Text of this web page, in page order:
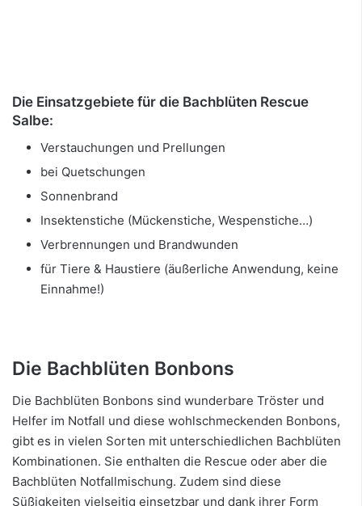
Die Einsatzgebiete für die Bachblüten Rescue
Salbe:
Verstauchungen und Prellungen
bei Quetschungen
Sonnenbrand
Insektenstiche (Mückenstiche, Wespenstiche…)
Verbrennungen und Brandwunden
für Tiere & Haustiere (äußerliche Anwendung, keine
Einnahme!)
Die Bachblüten Bonbons
Die Bachblüten Bonbons sind wunderbare Tröster und
Helfer im Notfall und diese wohlschmeckenden Bonbons,
gibt es in vielen Sorten mit unterschiedlichen Bachblüten
Kombinationen. Sie enthalten die Rescue oder aber die
Bachblüten Notfallmischung. Zudem sind diese
Süßigkeiten vielseitig einsetzbar und dank ihrer Form